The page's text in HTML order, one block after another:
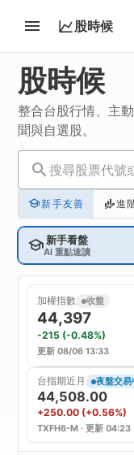
股時候
股時候
整合台股行情、主
聞與自選股。
搜尋股票代號
新手友善 進
新手看盤
AI 重點速讀
加權指數 收盤
44,397
-215 (-0.48%)
更新 08/06 13:33
台指期近月 夜盤交易
44,508.00
+250.00 (+0.56%)
TXFH6-M · 更新 04:23